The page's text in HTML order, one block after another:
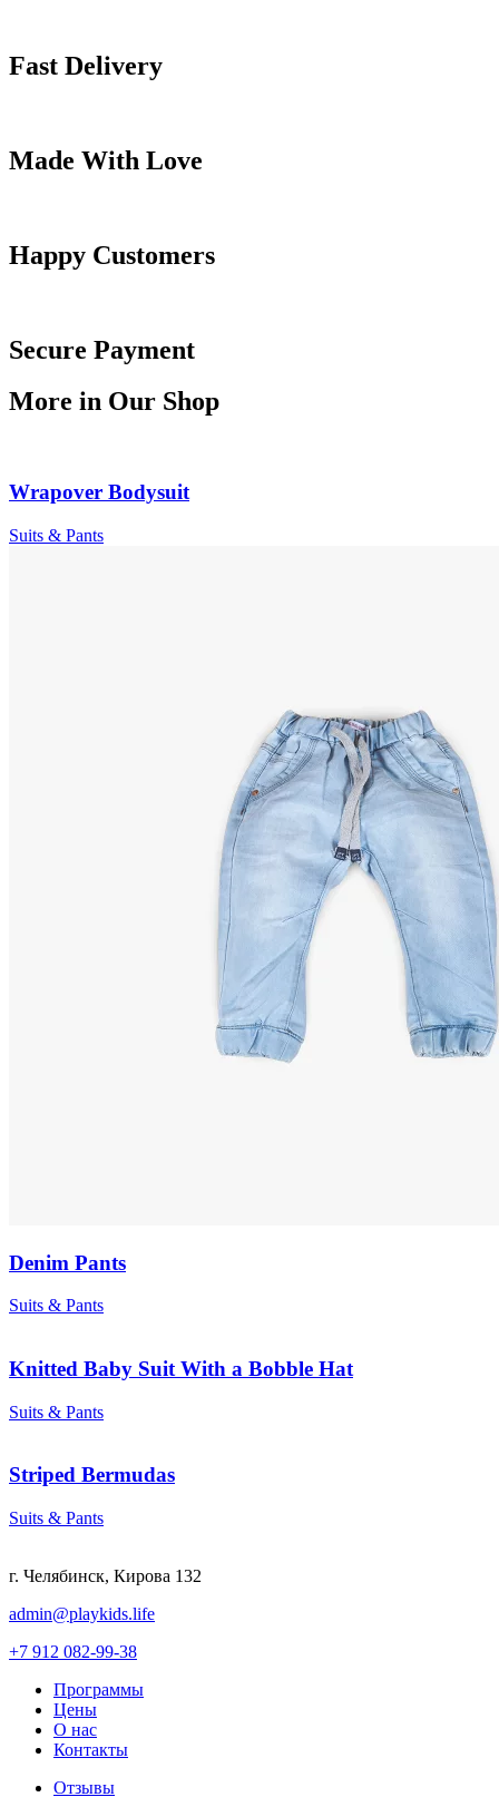
Fast Delivery
Made With Love
Happy Customers
Secure Payment
More in Our Shop
Wrapover Bodysuit
Suits & Pants
Denim Pants
Suits & Pants
Knitted Baby Suit With a Bobble Hat
Suits & Pants
Striped Bermudas
Suits & Pants
г. Челябинск, Кирова 132
admin@playkids.life
+7 912 082-99-38
Программы
Цены
О нас
Контакты
Отзывы